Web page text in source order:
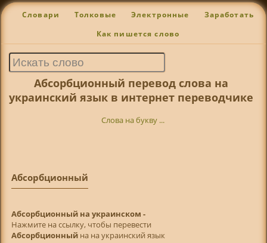
Словари Толковые Электронные Заработать
Как пишется слово
Абсорбционный перевод слова на
украинский язык в интернет переводчике
Слова на букву ...
Абсорбционный
Абсорбционный на украинском -
Нажмите на ссылку, чтобы перевести
Абсорбционныйна на украинский язык